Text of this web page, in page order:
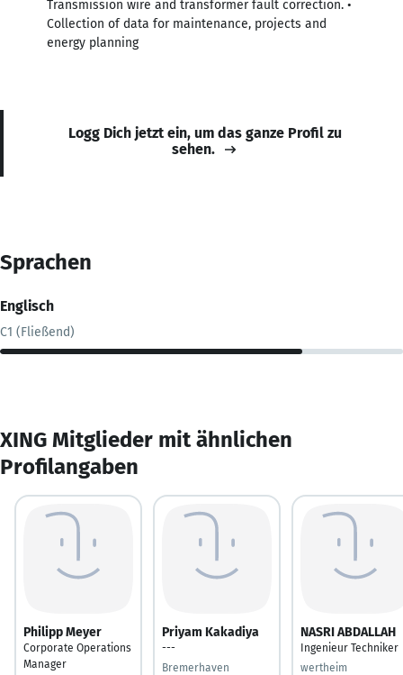
Transmission wire and transformer fault correction. •
Collection of data for maintenance, projects and
energy planning
Logg Dich jetzt ein, um das ganze Profil zu
sehen.
Sprachen
Englisch
C1 (Fließend)
XING Mitglieder mit ähnlichen
Profilangaben
Philipp Meyer
Corporate Operations
Manager
Priyam Kakadiya
---
Bremerhaven
NASRI ABDALLAH
Ingenieur Techniker
wertheim